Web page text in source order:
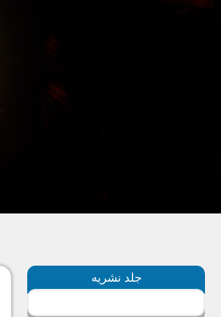
جلد نشریه